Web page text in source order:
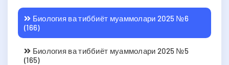
Биология ва тиббиёт муаммолари 2025 №6
(166)
Биология ва тиббиёт муаммолари 2025 №5
(165)